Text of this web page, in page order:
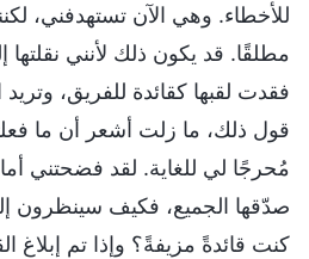
للأخطاء. وهي الآن تستهدفني،
مطلقًا. قد يكون ذلك لأنني
فقدت لقبها كقائدة للفريق،
قول ذلك، ما زلت أشعر أن ما
مُحرجًا لي للغاية. لقد فضحتني
صدّقها الجميع، فكيف سينظرون
كنت قائدةً مزيفةً؟ وإذا تم إبلاغ